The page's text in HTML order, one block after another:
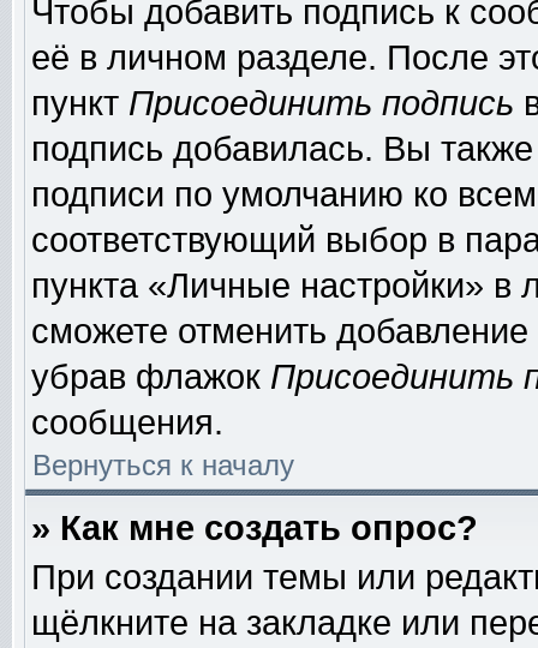
Чтобы добавить подпись к
её в личном разделе. После
пункт Присоединить подпись
подпись добавилась. Вы
подписи по умолчанию ко
соответствующий выбор в
пункта «Личные настройки»
сможете отменить
убрав флажок Присоединить
сообщения.
Вернуться к началу
» Как мне создать опрос?
При создании темы или
щёлкните на закладке или